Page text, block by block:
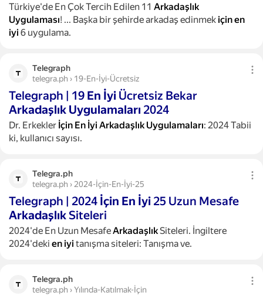
Türkiye'de En Çok Tercih Edilen 11 Arkadaşlık
Uygulaması! ... Başka bir şehirde arkadaş edinmekiçinen
iyi 6 uygulama.
Telegraph
telegra.ph › 19-En-İyi-Ücretsiz
Telegraph | 19 En İyi Ücretsiz Bekar
Arkadaşlık Uygulamaları 2024
Dr. Erkekler İçin En İyi Arkadaşlık Uygulamaları: 2024 Tabii
ki, kullanıcı sayısı.
Telegra.ph
telegra.ph › 2024-İçin-En-İyi-25
Telegraph | 2024 İçin En İyi 25 Uzun Mesafe
Arkadaşlık Siteleri
2024'de En Uzun MesafeArkadaşlıkSiteleri. İngiltere
2024'deki eniyi tanışma siteleri: Tanışma ve.
Telegra.ph
telegra.ph › Yılında-Katılmak-İçin